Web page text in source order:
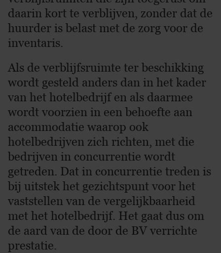
daarin kort te verblijven, zonder dat de
huurder is belast met de zorg voor de
inventaris.
Als de verblijfsruimte ter beschikking
wordt gesteld anders dan in het kader
van het hotelbedrijf en als daarmee
wordt voorzien in een behoefte aan
accommodatie waarop ook
hotelbedrijven zich richten, met die
bedrijven in concurrentie wordt
getreden. Dat in concurrentie treden is
bij uitstek het gezichtspunt voor het
vaststellen van de vergelijkbaarheid
met het hotelbedrijf. Het gaat dus om
de aard van de door de BV verrichte
prestatie.